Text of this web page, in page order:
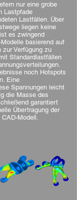
nur eine grobe
Lastpfade
Lastfällen. Über
liegen keine
es zwingend
basierend auf
zur Verfügung zu
Standardlastfällen
noch Hotspots
Eine
Spannungen leicht
die Masse des
garantiert
Übertragung der
Modell.